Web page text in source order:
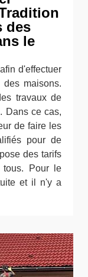
des
le
d'effectuer
des maisons.
travaux de
Dans ce cas,
de faire les
pour de
des tarifs
tous. Pour le
et il n'y a